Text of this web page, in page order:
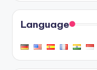
Language